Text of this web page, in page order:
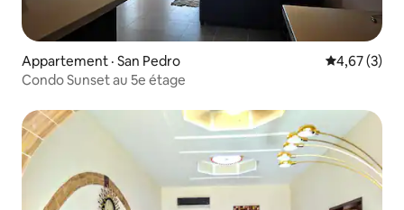
Appartement · San Pedro Note
4,67 (3)
Condo Sunset au 5e étage